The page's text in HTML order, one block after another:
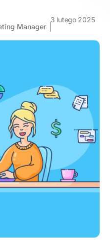
Manager
3 lutego 2025